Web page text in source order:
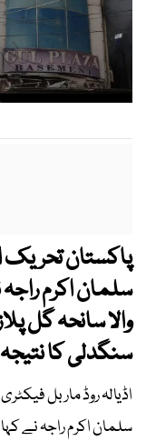
پاکستان
سلمان اکرم
والا سانحہ گل
سنگدلی کا
اڈیالہ روڈ ماربل
سلمان اکرم راجہ نے